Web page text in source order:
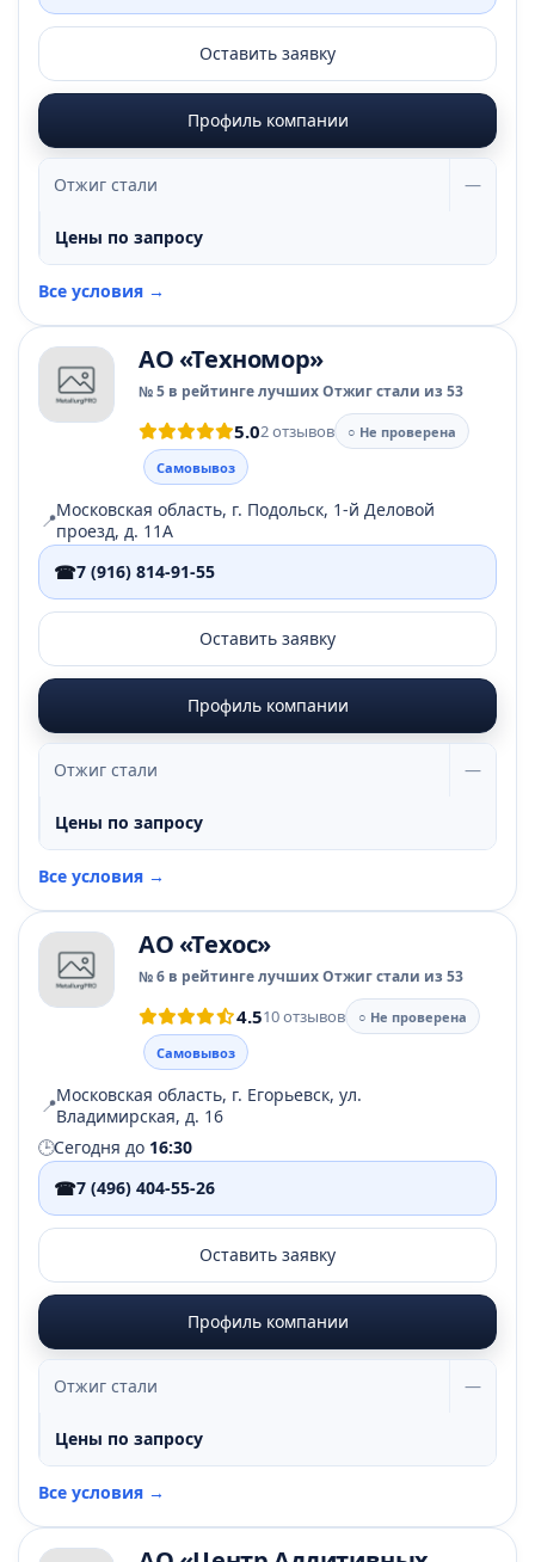
Оставить заявку
Профиль компании
Отжиг стали —
Цены по запросу
Все условия →
АО «Техномор»
№ 5 в рейтинге лучших Отжиг стали из 53
5.02 отзывов
○ Не проверена
Самовывоз
📍Московская область, г. Подольск, 1-й Деловой
проезд, д. 11А
☎7 (916) 814-91-55
Оставить заявку
Профиль компании
Отжиг стали —
Цены по запросу
Все условия →
АО «Техос»
№ 6 в рейтинге лучших Отжиг стали из 53
4.510 отзывов
○ Не проверена
Самовывоз
📍Московская область, г. Егорьевск, ул.
Владимирская, д. 16
🕒Сегодня до 16:30
☎7 (496) 404-55-26
Оставить заявку
Профиль компании
Отжиг стали —
Цены по запросу
Все условия →